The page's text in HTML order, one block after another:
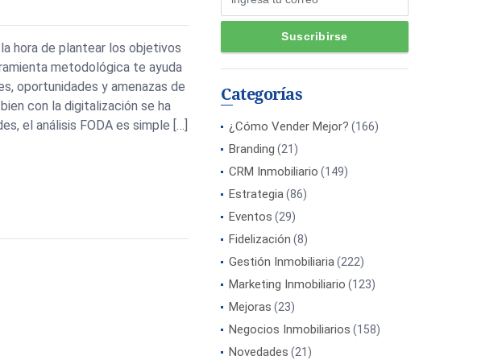
hora de plantear los objetivos
metodológica te ayuda
oportunidades y amenazas de
con la digitalización se ha
el análisis FODA es simple […]
Categorías
¿Cómo Vender Mejor? (166)
Branding (21)
CRM Inmobiliario (149)
Estrategia(86)
Eventos (29)
Fidelización (8)
Gestión Inmobiliaria(222)
Marketing Inmobiliario (123)
Mejoras (23)
Negocios Inmobiliarios (158)
Novedades (21)